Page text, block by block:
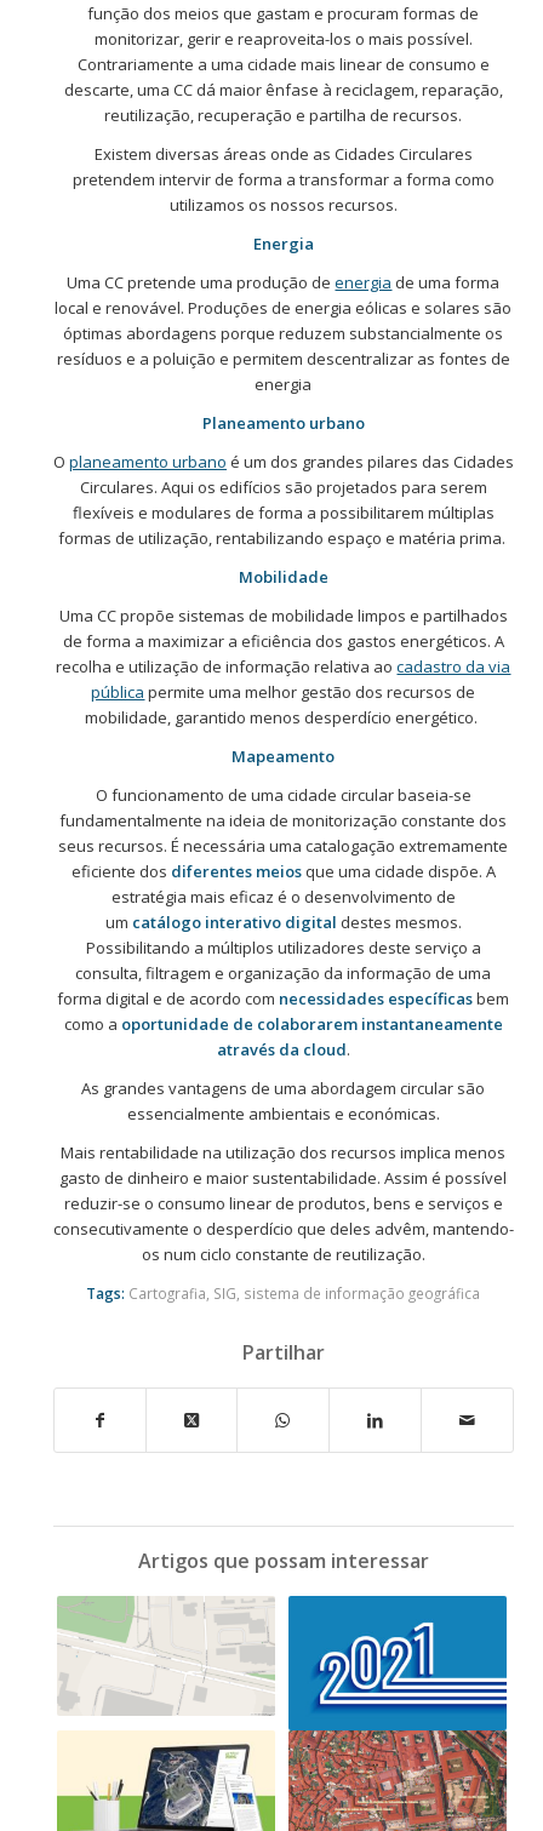
função dos meios que gastam e procuram formas de
monitorizar, gerir e reaproveita-los o mais possível.
Contrariamente a uma cidade mais linear de consumo e
descarte, uma CC dá maior ênfase à reciclagem, reparação,
reutilização, recuperação e partilha de recursos.
Existem diversas áreas onde as Cidades Circulares
pretendem intervir de forma a transformar a forma como
utilizamos os nossos recursos.
Energia
Uma CC pretende uma produção deenergia de uma forma
local e renovável. Produções de energia eólicas e solares são
óptimas abordagens porque reduzem substancialmente os
resíduos e a poluição e permitem descentralizar as fontes de
energia
Planeamento urbano
O planeamento urbano é um dos grandes pilares das Cidades
Circulares. Aqui os edifícios são projetados para serem
flexíveis e modulares de forma a possibilitarem múltiplas
formas de utilização, rentabilizando espaço e matéria prima.
Mobilidade
Uma CC propõe sistemas de mobilidade limpos e partilhados
de forma a maximizar a eficiência dos gastos energéticos. A
recolha e utilização de informação relativa aocadastro da via
pública permite uma melhor gestão dos recursos de
mobilidade, garantido menos desperdício energético.
Mapeamento
O funcionamento de uma cidade circular baseia-se
fundamentalmente na ideia de monitorização constante dos
seus recursos. É necessária uma catalogação extremamente
eficiente dos diferentes meiosque uma cidade dispõe. A
estratégia mais eficaz é o desenvolvimento de
um catálogo interativodigital destes mesmos.
Possibilitando a múltiplos utilizadores deste serviço a
consulta, filtragem e organização da informação de uma
forma digital e de acordo com necessidades específicasbem
como a oportunidade de colaborarem instantaneamente
através da cloud.
As grandes vantagens de uma abordagem circular são
essencialmente ambientais e económicas.
Mais rentabilidade na utilização dos recursos implica menos
gasto de dinheiro e maior sustentabilidade. Assim é possível
reduzir-se o consumo linear de produtos, bens e serviços e
consecutivamente o desperdício que deles advêm, mantendo-
os num ciclo constante de reutilização.
Tags: Cartografia, SIG, sistema de informação geográfica
Partilhar
Artigos que possam interessar